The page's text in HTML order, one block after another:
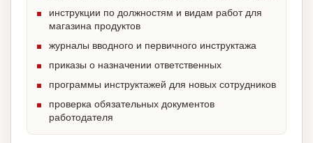
инструкции по должностям и видам работ для
магазина продуктов
журналы вводного и первичного инструктажа
приказы о назначении ответственных
программы инструктажей для новых сотрудников
проверка обязательных документов
работодателя